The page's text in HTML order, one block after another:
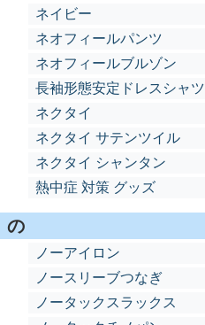
ネイビー
ネオフィールパンツ
ネオフィールブルゾン
長袖形態安定ドレスシャツ
ネクタイ
ネクタイ サテンツイル
ネクタイ シャンタン
熱中症 対策 グッズ
の
ノーアイロン
ノースリーブつなぎ
ノータックスラックス